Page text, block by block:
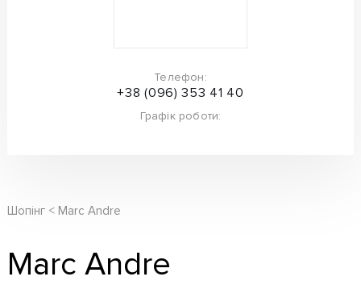
Телефон:
+38 (096) 353 41 40
Графік роботи:
Шопінг Marc Andre
Marc Andre